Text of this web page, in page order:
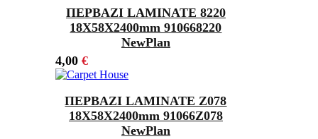
ΠΕΡΒΑΖΙ LAMINATE 8220
18Χ58X2400mm 910668220
NewPlan
4,00 €
ΠΕΡΒΑΖΙ LAMINATE Z078
18Χ58X2400mm 91066Z078
NewPlan